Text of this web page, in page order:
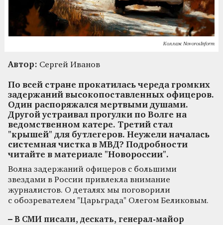
Коллаж NovorosInform
Автор: Сергей Иванов
По всей стране прокатилась череда громких
задержаний высокопоставленных офицеров.
Один распоряжался мертвыми душами.
Другой устраивал прогулки по Волге на
ведомственном катере. Третий стал
"крышей" для бутлегеров. Неужели началась
системная чистка в МВД? Подробности
читайте в материале "Новороссии".
Волна задержаний офицеров с большими
звездами в России привлекла внимание
журналистов. О деталях мы поговорили
с обозревателем "Царьграда" Олегом Беликовым.
– В СМИ писали, дескать, генерал-майор